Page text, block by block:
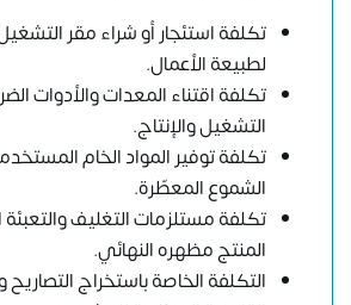
تكلفة استئجار أو شراء مقر
لطبيعة الأعمال.
تكلفة اقتناء المعدات والأدوات
التشغيل والإنتاج.
تكلفة توفير المواد الخام
الشموع المعطّرة.
تكلفة مستلزمات التغليف
المنتج مظهره النهائي.
التكلفة الخاصة باستخراج التصاريح